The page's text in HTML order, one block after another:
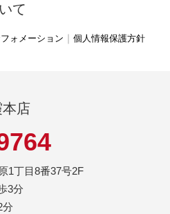
て
ォメーション 個人情報保護方針
店
1丁目8番37号2F
3分
分